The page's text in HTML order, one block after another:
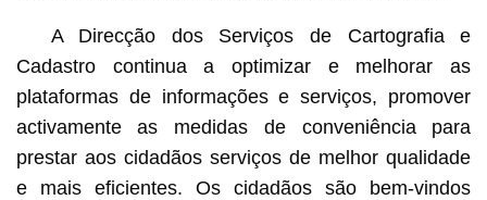
A Direcção dos Serviços de Cartografia e
Cadastro continua a optimizar e melhorar as
plataformas de informações e serviços, promover
activamente as medidas de conveniência para
prestar aos cidadãos serviços de melhor qualidade
e mais eficientes. Os cidadãos são bem-vindos